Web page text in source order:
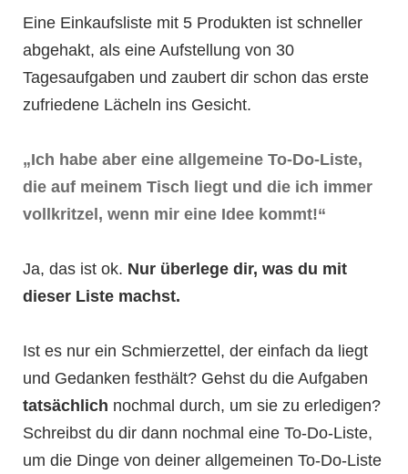
Eine Einkaufsliste mit 5 Produkten ist schneller
abgehakt, als eine Aufstellung von 30
Tagesaufgaben und zaubert dir schon das erste
zufriedene Lächeln ins Gesicht.
„Ich habe aber eine allgemeine To-Do-Liste,
die auf meinem Tisch liegt und die ich immer
vollkritzel, wenn mir eine Idee kommt!“
Ja, das ist ok. Nur überlege dir, was du mit
dieser Liste machst.
Ist es nur ein Schmierzettel, der einfach da liegt
und Gedanken festhält? Gehst du die Aufgaben
tatsächlich nochmal durch, um sie zu erledigen?
Schreibst du dir dann nochmal eine To-Do-Liste,
um die Dinge von deiner allgemeinen To-Do-Liste